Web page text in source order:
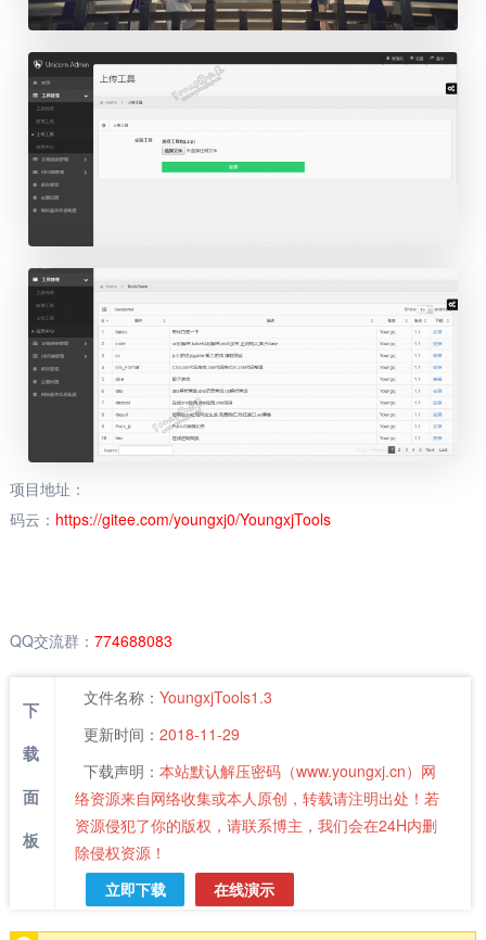
项目地址：
码云： https://gitee.com/youngxj0/YoungxjTools
QQ交流群： 774688083
下
载
面
板
文件名称：YoungxjTools1.3
更新时间：2018-11-29
下载声明：本站默认解压密码（www.youngxj.cn）网
络资源来自网络收集或本人原创，转载请注明出处！若
资源侵犯了你的版权，请联系博主，我们会在24H内删
除侵权资源！
立即下载 在线演示